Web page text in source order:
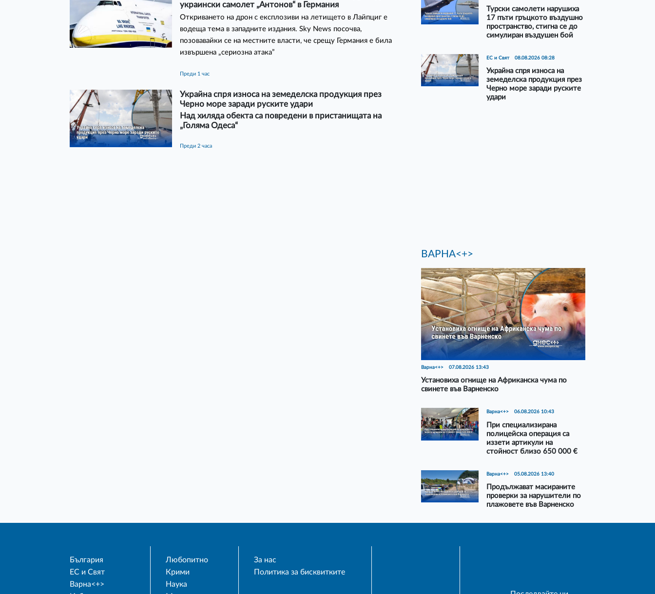
украински самолет „Антонов“ в Германия
Откриването на дрон с експлозиви на летището в Лайпциг е
водеща тема в западните издания. Sky News посочва,
позовавайки се на местните власти, че срещу Германия е била
извършена „сериозна атака”
преди 1 час
Украйна спря износа на земеделска продукция през
Черно море заради руските удари
Над хиляда обекта са повредени в пристанищата на
„Голяма Одеса“
преди 2 часа
Турски самолети нарушиха
17 пъти гръцкото въздушно
пространство, стигна се до
симулиран въздушен бой
ЕС и Свят 08.08.2026 08:28
Украйна спря износа на
земеделска продукция през
Черно море заради руските
удари
ВАРНА<+>
Варна<+> 07.08.2026 13:43
Установиха огнище на Африканска чума по
свинете във Варненско
Варна<+> 06.08.2026 10:43
При специализирана
полицейска операция са
иззети артикули на
стойност близо 650 000 €
Варна<+> 05.08.2026 13:40
Продължават масираните
проверки за нарушители по
плажовете във Варненско
България
ЕС и Свят
Варна<+>
Любопитно
Крими
Наука
За нас
Политика за бисквитките